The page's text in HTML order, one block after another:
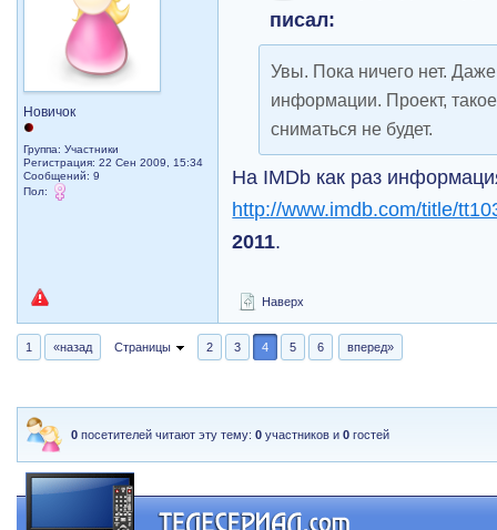
Новичок
Группа: Участники
Регистрация: 22 Сен 2009, 15:34
Сообщений: 9
Пол:
писал:
Увы. Пока ничего нет.
информации. Проект,
сниматься не будет.
На IMDb как раз
http://www.imdb.com/title/
2011.
Наверх
1 «назад Страницы 2 3 4 5 6 вперед»
0 посетителей читают эту тему:0 участников и0 гостей